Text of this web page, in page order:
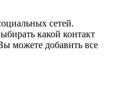
сетей.
какой контакт
можете добавить все